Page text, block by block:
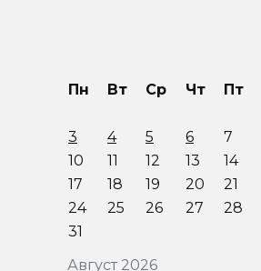
Август 2026
Пн Вт Ср Чт Пт
3
4 5 6 7
10
11 12 13 14
17
18 19 20 21
24
25 26 27 28
31